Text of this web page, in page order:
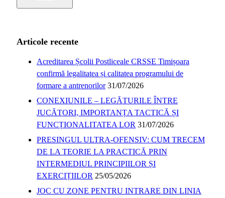
Articole recente
Acreditarea Școlii Postliceale CRSSE Timișoara
confirmă legalitatea și calitatea programului de
formare a antrenorilor 31/07/2026
CONEXIUNILE – LEGĂTURILE ÎNTRE
JUCĂTORI, IMPORTANȚA TACTICĂ ȘI
FUNCȚIONALITATEA LOR 31/07/2026
PRESINGUL ULTRA-OFENSIV: CUM TRECEM
DE LA TEORIE LA PRACTICĂ PRIN
INTERMEDIUL PRINCIPIILOR ȘI
EXERCIȚIILOR 25/05/2026
JOC CU ZONE PENTRU INTRARE DIN LINIA